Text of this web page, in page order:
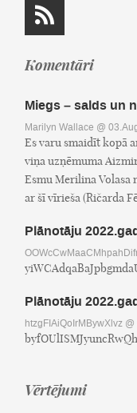
Komentāri
Miegs – salds un
Marilyn Wallace @
Es varu smaidīt kopā
viņa uzņēmuma
Esmu Merilina Volasa
ar šī vīrieša (Ričarda
Plānotāju
Plānotāju
htzgFIAiQoIrMBywXlvz
Vērtējumi